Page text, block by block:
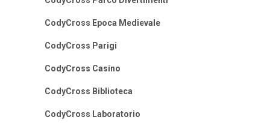
CodyCross Epoca Medievale
CodyCross Parigi
CodyCross Casino
CodyCross Biblioteca
CodyCross Laboratorio